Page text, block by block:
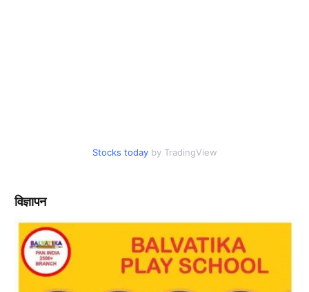
Stocks today by TradingView
विज्ञापन